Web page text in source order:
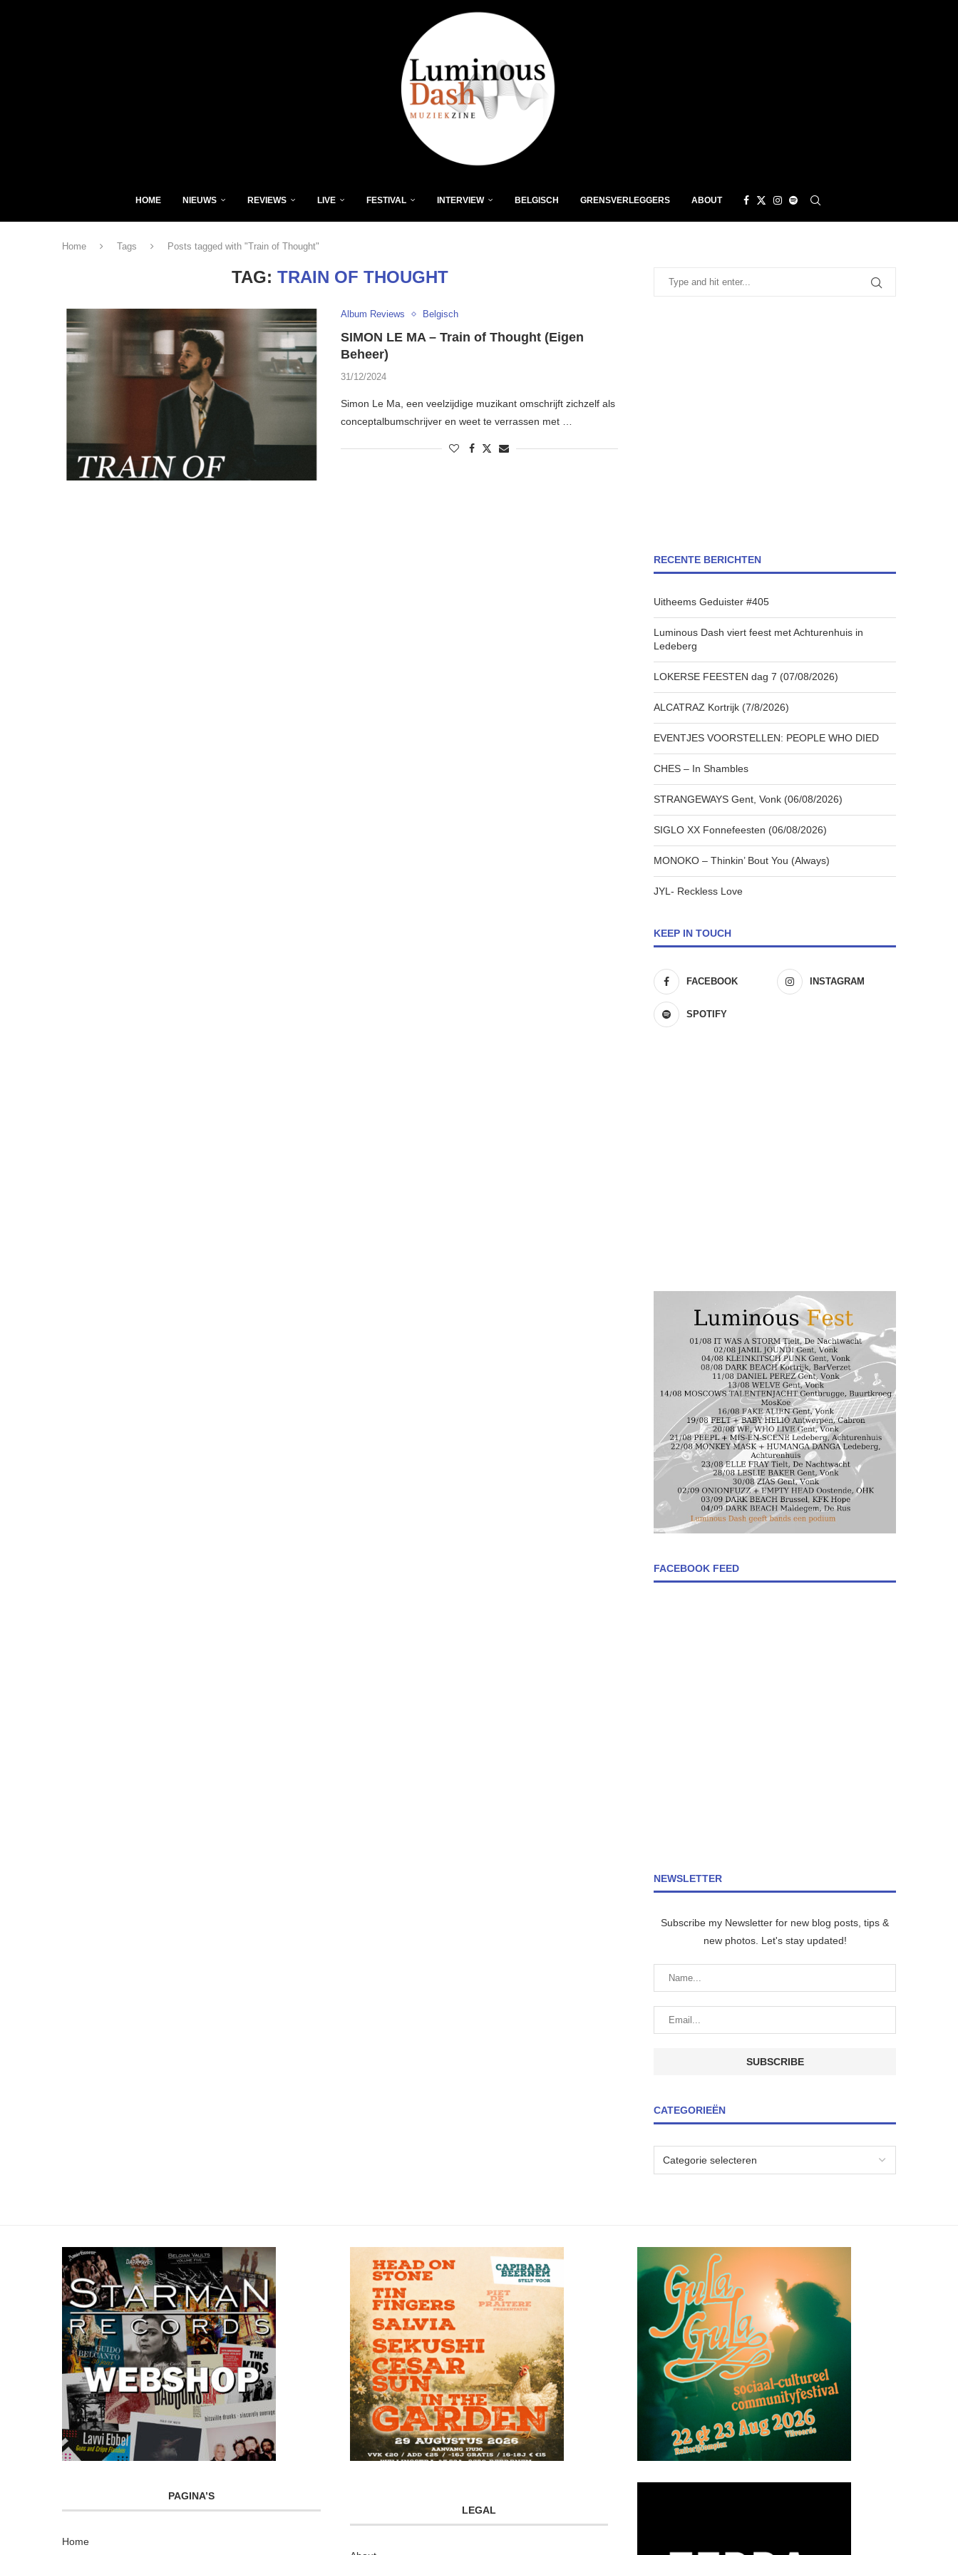
HOME NIEUWS REVIEWS LIVE FESTIVAL INTERVIEW BELGISCH GRENSVERLEGGERS ABOUT
Home Tags Posts tagged with "Train of Thought"
TAG: TRAIN OF THOUGHT
Album Reviews Belgisch
SIMON LE MA – Train of Thought (Eigen
Beheer)
31/12/2024
Simon Le Ma, een veelzijdige muzikant omschrijft zichzelf als
conceptalbumschrijver en weet te verrassen met …
RECENTE BERICHTEN
Uitheems Geduister #405
Luminous Dash viert feest met Achturenhuis in
Ledeberg
LOKERSE FEESTEN dag 7 (07/08/2026)
ALCATRAZ Kortrijk (7/8/2026)
EVENTJES VOORSTELLEN: PEOPLE WHO DIED
CHES – In Shambles
STRANGEWAYS Gent, Vonk (06/08/2026)
SIGLO XX Fonnefeesten (06/08/2026)
MONOKO – Thinkin’ Bout You (Always)
JYL- Reckless Love
KEEP IN TOUCH
FACEBOOK INSTAGRAM
SPOTIFY
FACEBOOK FEED
NEWSLETTER
Subscribe my Newsletter for new blog posts, tips &
new photos. Let's stay updated!
CATEGORIEËN
PAGINA’S
Home
LEGAL